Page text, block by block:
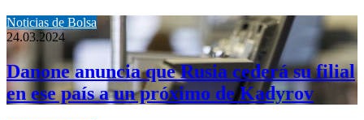
Noticias de Bolsa
24.03.2024
Danone anuncia que Rusia cederá su filial
en ese país a un próximo de Kadyrov